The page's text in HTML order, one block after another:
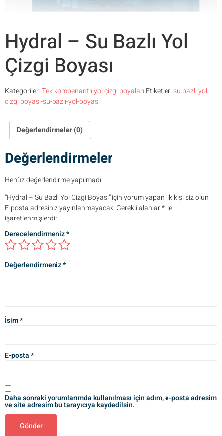
Hydral – Su Bazlı Yol
Çizgi Boyası
Kategoriler:Tek kompenantlı yol çizgi boyaları Etiketler:su bazlı yol
cizgi boyası-su-bazlı-yol-boyası
Değerlendirmeler (0)
Değerlendirmeler
Henüz değerlendirme yapılmadı.
“Hydral – Su Bazlı Yol Çizgi Boyası” için yorum yapan ilk kişi siz olun
E-posta adresiniz yayınlanmayacak.Gerekli alanlar*ile
işaretlenmişlerdir
Derecelendirmeniz*
Değerlendirmeniz*
İsim*
E-posta*
Daha sonraki yorumlarımda kullanılması için adım, e-posta adresim
ve site adresim bu tarayıcıya kaydedilsin.